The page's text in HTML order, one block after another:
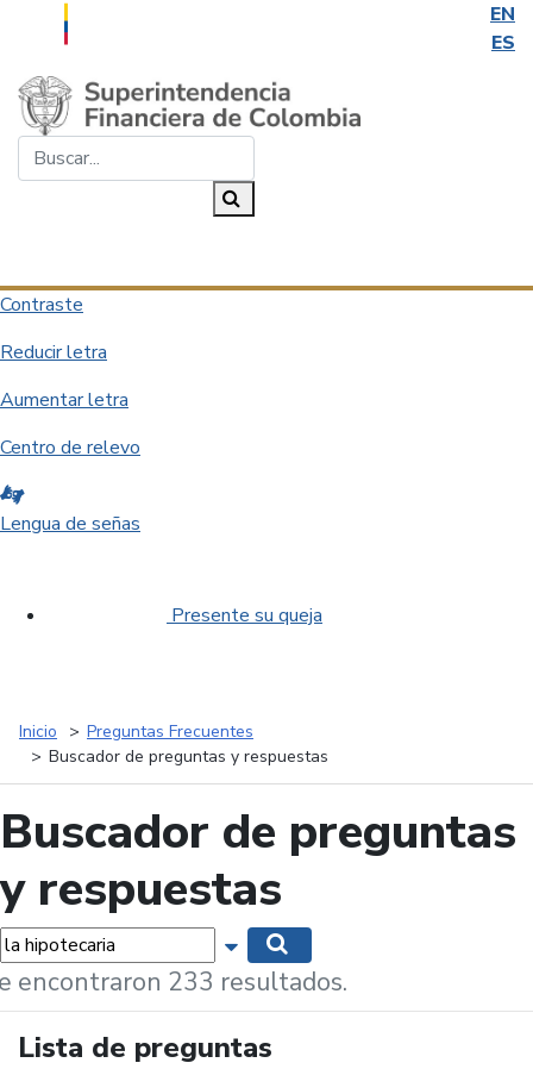
EN
ES
Saltar al contenido principal
Contraste
Reducir letra
Aumentar letra
Centro de relevo
Lengua de señas
Presente su queja
Inicio
Preguntas Frecuentes
Buscador de preguntas y respuestas
Buscador de preguntas
y respuestas
Mostrar opciones de búsqueda
encontraron 233 resultados.
Lista de preguntas